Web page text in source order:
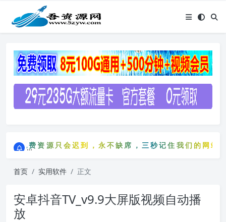
免费资源只会迟到，永不缺席，三秒记住我们的网站
免费资源只会迟到，永不缺席，三秒记住我们的网
首页 实用软件 正文
安卓抖音TV_v9.9大屏版视频自动播
放